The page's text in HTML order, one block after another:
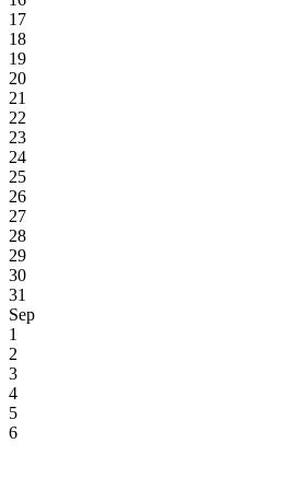
17
18
19
20
21
22
23
24
25
26
27
28
29
30
31
Sep
1
2
3
4
5
6